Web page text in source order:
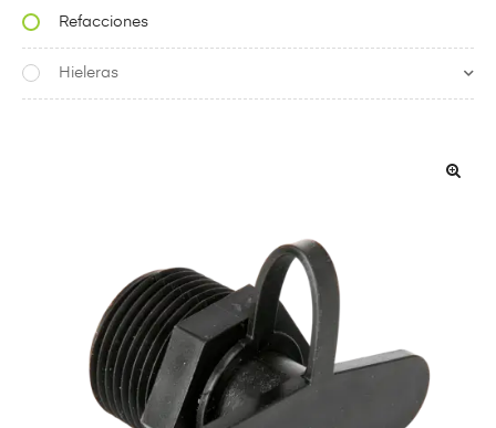
Refacciones
Hieleras